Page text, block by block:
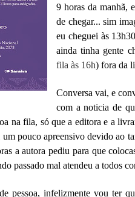
9 horas da manhã,
de chegar... sim
eu cheguei às
ainda tinha gente
fila às 16h) fora da
Conversa vai, e
com a noticia de
na fila, só que a editora e a
pouco apreensivo devido ao
a autora pediu para que
passado mal atendeu a todos
pessoa, infelizmente vou ter